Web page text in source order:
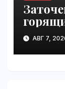
АВГ 7,